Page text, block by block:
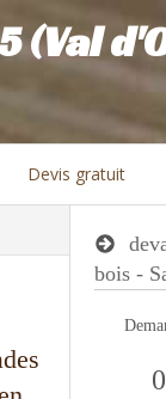
(Val
Devis gratuit
bois -